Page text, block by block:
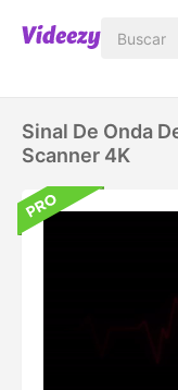
Sinal De Onda
Scanner 4K